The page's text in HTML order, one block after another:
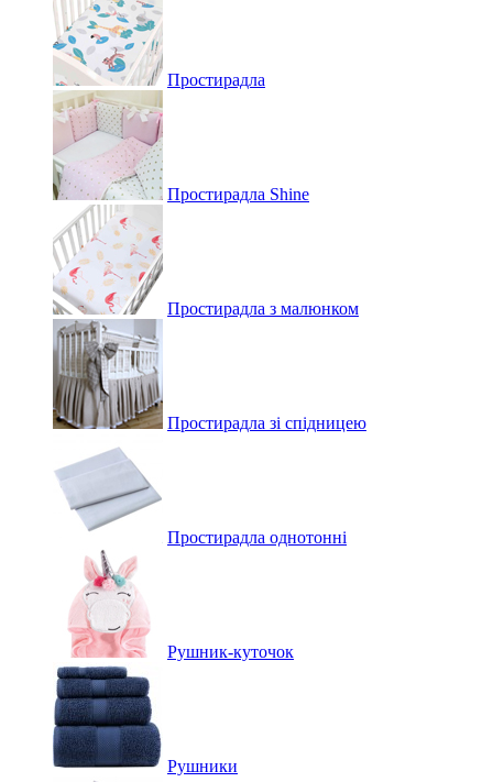
Простирадла
Простирадла Shine
Простирадла з малюнком
Простирадла зі спідницею
Простирадла однотонні
Рушник-куточок
Рушники